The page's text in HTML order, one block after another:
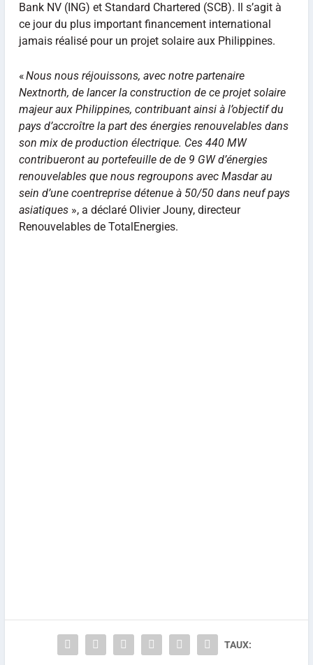
Bank NV (ING) et Standard Chartered (SCB). Il s’agit à
ce jour du plus important financement international
jamais réalisé pour un projet solaire aux Philippines.
«Nous nous réjouissons, avec notre partenaire
Nextnorth, de lancer la construction de ce projet solaire
majeur aux Philippines, contribuant ainsi àl’objectif du
pays d’accroître la part des énergies renouvelables dans
son mix de production électrique. Ces 440 MW
contribueront au portefeuille de de 9 GW d’énergies
renouvelables que nous regroupons avec Masdar au
sein d’une coentreprise détenue à50/50 dans neuf pays
asiatiques», a déclaré Olivier Jouny, directeur
Renouvelables de TotalEnergies.
TAUX: